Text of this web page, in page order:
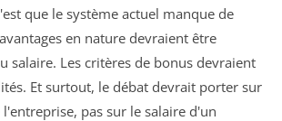
que le système actuel manque de
en nature devraient être
salaire. Les critères de bonus devraient
Et surtout, le débat devrait porter sur
pas sur le salaire d'un